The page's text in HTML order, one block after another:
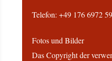
Telefon: +49 176 6972
Fotos und Bilder
Das Copyright der